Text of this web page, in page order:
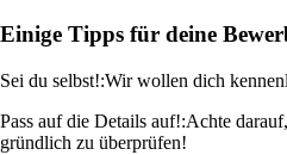
Einige Tipps für deine
Sei du selbst!:Wir wollen dich
Pass auf die Details auf!:Achte
gründlich zu überprüfen!